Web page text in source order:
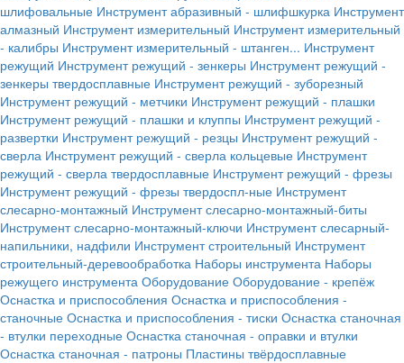
шлифовальные Инструмент абразивный - шлифшкурка Инструмент
алмазный Инструмент измерительный Инструмент измерительный
- калибры Инструмент измерительный - штанген... Инструмент
режущий Инструмент режущий - зенкеры Инструмент режущий -
зенкеры твердосплавные Инструмент режущий - зуборезный
Инструмент режущий - метчики Инструмент режущий - плашки
Инструмент режущий - плашки и клуппы Инструмент режущий -
развертки Инструмент режущий - резцы Инструмент режущий -
сверла Инструмент режущий - сверла кольцевые Инструмент
режущий - сверла твердосплавные Инструмент режущий - фрезы
Инструмент режущий - фрезы твердоспл-ные Инструмент
слесарно-монтажный Инструмент слесарно-монтажный-биты
Инструмент слесарно-монтажный-ключи Инструмент слесарный-
напильники, надфили Инструмент строительный Инструмент
строительный-деревообработка Наборы инструмента Наборы
режущего инструмента Оборудование Оборудование - крепёж
Оснастка и приспособления Оснастка и приспособления -
станочные Оснастка и приспособления - тиски Оснастка станочная
- втулки переходные Оснастка станочная - оправки и втулки
Оснастка станочная - патроны Пластины твёрдосплавные